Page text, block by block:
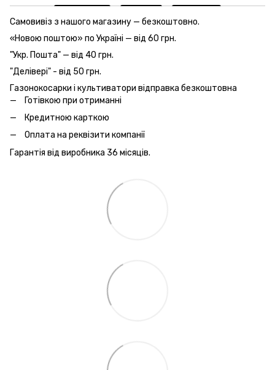
Самовивіз з нашого магазину — безкоштовно.
«Новою поштою» по Україні — від 60 грн.
"Укр. Пошта" — від 40 грн.
"Делівері" - від 50 грн.
Газонокосарки і культиватори відправка безкоштовна
Готівкою при отриманні
Кредитною карткою
Оплата на реквізити компанії
Гарантія від виробника 36 місяців.